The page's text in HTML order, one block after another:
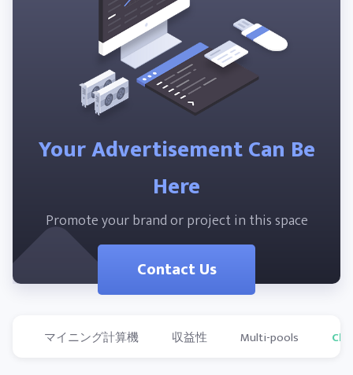
Your Advertisement Can Be
Here
Promote your brand or project in this space
Contact Us
マイニング計算機 収益性 Multi-pools